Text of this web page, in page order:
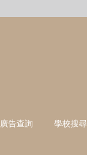
廣告查詢 學校搜尋